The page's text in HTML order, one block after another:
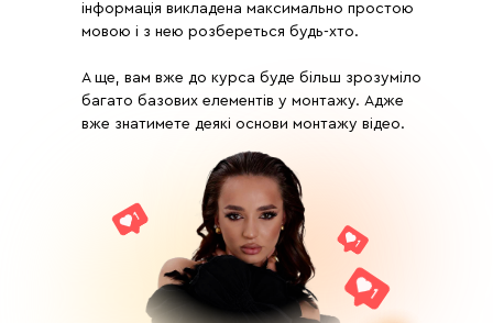
інформація викладена максимально простою
мовою і з нею розбереться будь-хто.
А ще, вам вже до курса буде більш зрозуміло
багато базових елементів у монтажу. Адже
вже знатимете деякі основи монтажу відео.